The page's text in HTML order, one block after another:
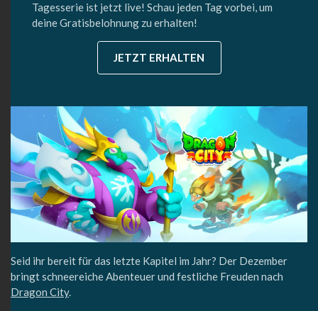
Tagesserie ist jetzt live! Schau jeden Tag vorbei, um
deine Gratisbelohnung zu erhalten!
JETZT ERHALTEN
Seid ihr bereit für das letzte Kapitel im Jahr? Der Dezember
bringt schneereiche Abenteuer und festliche Freuden nach
Dragon City.